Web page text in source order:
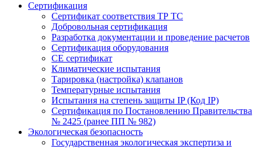
Сертификация
Cертификат соответствия ТР ТС
Добровольная сертификация
Разработка документации и проведение расчетов
Сертификация оборудования
CE cертификат
Климатические испытания
Тарировка (настройка) клапанов
Температурные испытания
Испытания на степень защиты IP (Код IP)
Сертификация по Постановлению Правительства
№ 2425 (ранее ПП № 982)
Экологическая безопасность
Государственная экологическая экспертиза и